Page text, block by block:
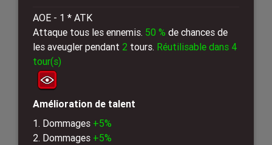
AOE - 1 * ATK
Attaque tous les ennemis. 50 % de chances de
les aveugler pendant 2 tours. Réutilisable dans 4
tour(s)
Amélioration de talent
1. Dommages +5%
2. Dommages +5%